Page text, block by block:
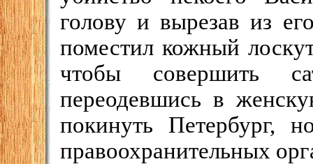
голову и вырезав из
поместил кожный
чтобы совершить
переодевшись в
покинуть Петербург,
правоохранительных